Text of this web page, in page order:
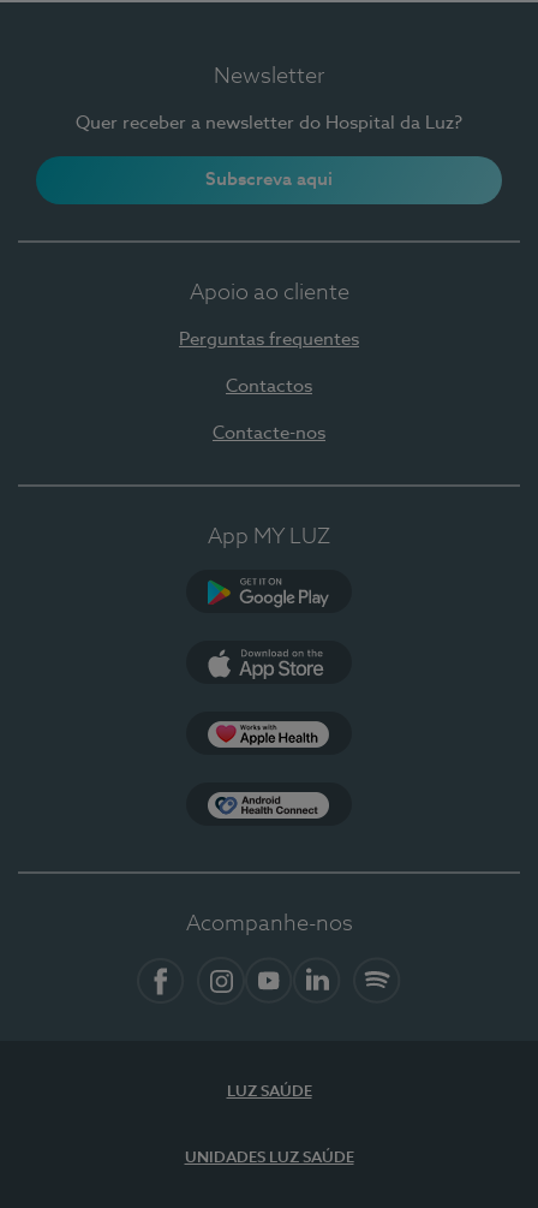
Newsletter
Quer receber a newsletter do Hospital da Luz?
Subscreva aqui
Apoio ao cliente
Perguntas frequentes
Contactos
Contacte-nos
App MY LUZ
Acompanhe-nos
LUZ SAÚDE
UNIDADES LUZ SAÚDE